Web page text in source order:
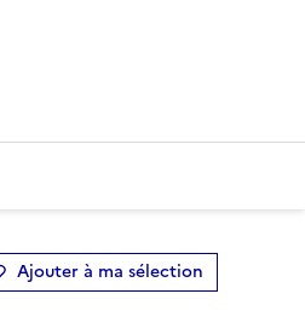
Ajouter à ma sélection